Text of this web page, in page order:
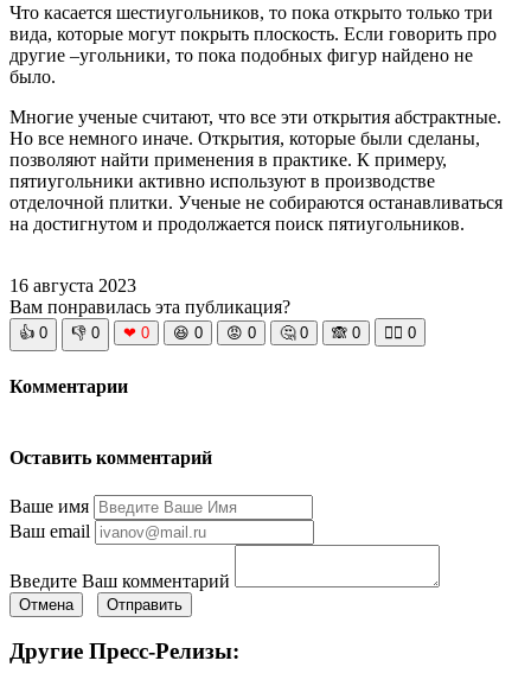
Что касается шестиугольников, то пока открыто только три
вида, которые могут покрыть плоскость. Если говорить про
другие –угольники, то пока подобных фигур найдено не
было.
Многие ученые считают, что все эти открытия абстрактные.
Но все немного иначе. Открытия, которые были сделаны,
позволяют найти применения в практике. К примеру,
пятиугольники активно используют в производстве
отделочной плитки. Ученые не собираются останавливаться
на достигнутом и продолжается поиск пятиугольников.
16 августа 2023
Вам понравилась эта публикация?
👍 0 👎 0 ❤ 0 😆 0 😡 0 🤔 0 🙈 0 🧘‍♀️ 0
Комментарии
Оставить комментарий
Ваше имя
Ваш email
Введите Ваш комментарий
Отмена Отправить
Другие Пресс-Релизы: